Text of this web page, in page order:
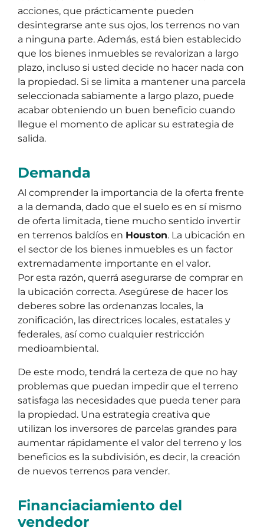
acciones, que prácticamente pueden
desintegrarse ante sus ojos, los terrenos no van
a ninguna parte. Además, está bien establecido
que los bienes inmuebles se revalorizan a largo
plazo, incluso si usted decide no hacer nada con
la propiedad. Si se limita a mantener una parcela
seleccionada sabiamente a largo plazo, puede
acabar obteniendo un buen beneficio cuando
llegue el momento de aplicar su estrategia de
salida.
Demanda
Al comprender la importancia de la oferta frente
a la demanda, dado que el suelo es en sí mismo
de oferta limitada, tiene mucho sentido invertir
en terrenos baldíos en Houston. La ubicación en
el sector de los bienes inmuebles es un factor
extremadamente importante en el valor.
Por esta razón, querrá asegurarse de comprar en
la ubicación correcta. Asegúrese de hacer los
deberes sobre las ordenanzas locales, la
zonificación, las directrices locales, estatales y
federales, así como cualquier restricción
medioambiental.
De este modo, tendrá la certeza de que no hay
problemas que puedan impedir que el terreno
satisfaga las necesidades que pueda tener para
la propiedad. Una estrategia creativa que
utilizan los inversores de parcelas grandes para
aumentar rápidamente el valor del terreno y los
beneficios es la subdivisión, es decir, la creación
de nuevos terrenos para vender.
Financiaciamiento del
vendedor